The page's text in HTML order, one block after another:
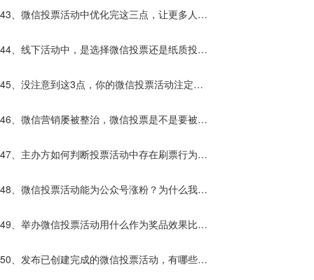
43、微信投票活动中优化完这三点，让更多人参
与活动！
44、线下活动中，是选择微信投票还是纸质投票
呢？那种更好？
45、没注意到这3点，你的微信投票活动注定效
果不好！
46、微信营销屡被整治，微信投票是不是要被禁
止使用了？
47、主办方如何判断投票活动中存在刷票行为？
发现刷票行为该怎么办？
48、微信投票活动能为公众号涨粉？为什么我的
不行？
49、举办微信投票活动用什么作为奖品效果比较
好呢？
50、发布已创建完成的微信投票活动，有哪些方